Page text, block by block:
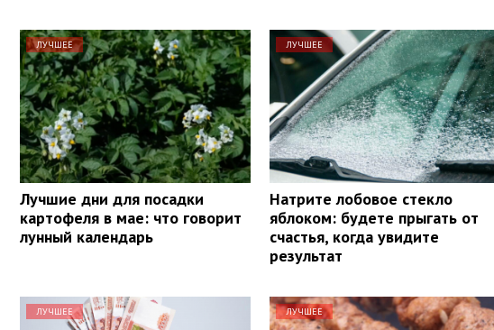
ЛУЧШЕЕ
Лучшие дни для посадки
картофеля в мае: что говорит
лунный календарь
ЛУЧШЕЕ
Натрите лобовое стекло
яблоком: будете прыгать от
счастья, когда увидите
результат
ЛУЧШЕЕ ЛУЧШЕЕ